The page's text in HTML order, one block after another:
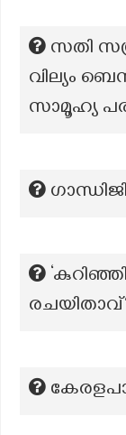
സതി
വില്യം
സാമൂഹ്യ